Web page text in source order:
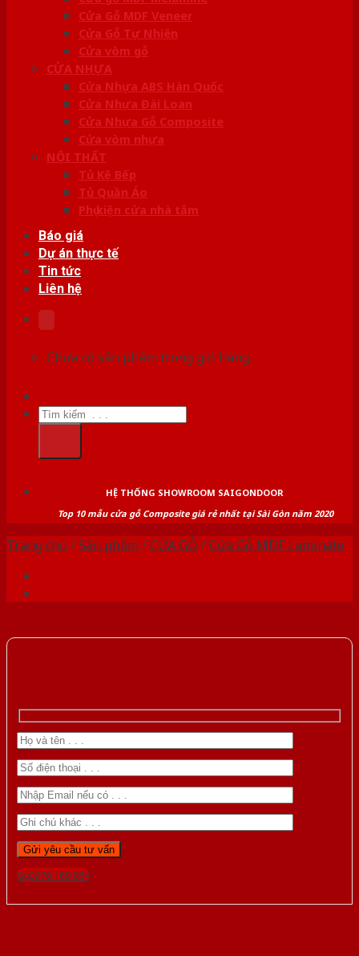
Cửa Gỗ MDF Veneer
Cửa Gỗ Tự Nhiên
Cửa vòm gỗ
CỬA NHỰA
Cửa Nhựa ABS Hàn Quốc
Cửa Nhựa Đài Loan
Cửa Nhựa Gỗ Composite
Cửa vòm nhựa
NỘI THẤT
Tủ Kệ Bếp
Tủ Quần Áo
Phụ kiện cửa nhà tắm
Báo giá
Dự án thực tế
Tin tức
Liên hệ
Chưa có sản phẩm trong giỏ hàng.
Tìm
kiếm:
HỆ THỐNG SHOWROOM SAIGONDOOR
Top 10 mẫu cửa gỗ Composite giá rẻ nhất tại Sài Gòn năm 2020
Trang chủ /Sản phẩm /CỬA GỖ /Cửa Gỗ MDF Laminate
Gọi 0976.169.864